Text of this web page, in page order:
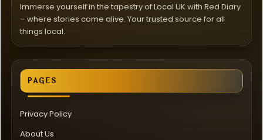
Immerse yourself in the tapestry of Local UK with Red Diary
– where stories come alive. Your trusted source for all
things local.
PAGES
Privacy Policy
About Us